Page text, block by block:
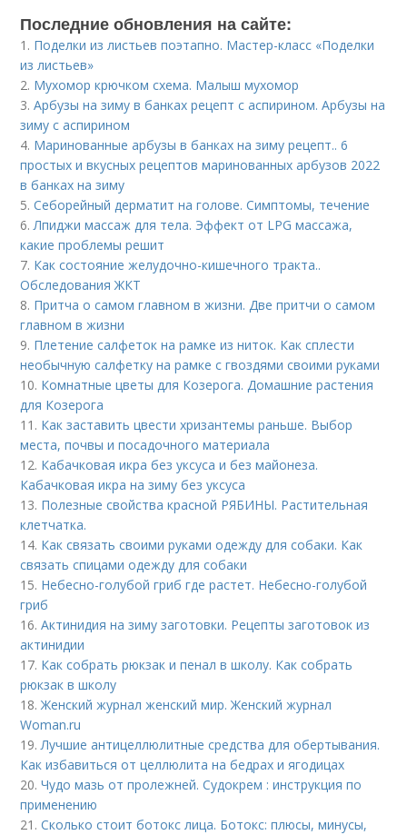
Последние обновления на сайте:
1. Поделки из листьев поэтапно. Мастер-класс «Поделки
из листьев»
2. Мухомор крючком схема. Малыш мухомор
3.Арбузы на зиму в банках рецепт с аспирином. Арбузы на
зиму с аспирином
4. Маринованные арбузы в банках на зиму рецепт.. 6
простых и вкусных рецептов маринованных арбузов 2022
в банках на зиму
5.Себорейный дерматит на голове. Cимптомы, течение
6.Лпиджи массаж для тела. Эффект от LPG массажа,
какие проблемы решит
7. Как состояние желудочно-кишечного тракта..
Обследования ЖКТ
8. Притча о самом главном в жизни. Две притчи о самом
главном в жизни
9. Плетение салфеток на рамке из ниток. Как сплести
необычную салфетку на рамке с гвоздями своими руками
10. Комнатные цветы для Козерога. Домашние растения
для Козерога
11. Как заставить цвести хризантемы раньше. Выбор
места, почвы и посадочного материала
12. Кабачковая икра без уксуса и без майонеза.
Кабачковая икра на зиму без уксуса
13. Полезные свойства красной РЯБИНЫ. Растительная
клетчатка.
14. Как связать своими руками одежду для собаки. Как
связать спицами одежду для собаки
15. Небесно-голубой гриб где растет. Небесно-голубой
гриб
16.Актинидия на зиму заготовки. Рецепты заготовок из
актинидии
17. Как собрать рюкзак и пенал в школу. Как собрать
рюкзак в школу
18.Женский журнал женский мир. Женский журнал
Woman.ru
19.Лучшие антицеллюлитные средства для обертывания.
Как избавиться от целлюлита на бедрах и ягодицах
20.Чудо мазь от пролежней. Судокрем : инструкция по
применению
21.Сколько стоит ботокс лица. Ботокс: плюсы, минусы,